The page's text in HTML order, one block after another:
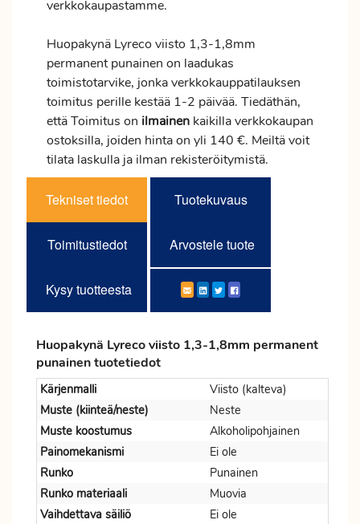
verkkokaupastamme.
Huopakynä Lyreco viisto 1,3-1,8mm
permanent punainen on laadukas
toimistotarvike, jonka verkkokauppatilauksen
toimitus perille kestää 1-2 päivää. Tiedäthän,
että Toimitus on ilmainen kaikilla verkkokaupan
ostoksilla, joiden hinta on yli 140 €. Meiltä voit
tilata laskulla ja ilman rekisteröitymistä.
Tekniset tiedot Tuotekuvaus
Toimitustiedot Arvostele tuote
Kysy tuotteesta
Huopakynä Lyreco viisto 1,3-1,8mm permanent
punainen tuotetiedot
Kärjenmalli
Viisto (kalteva)
Muste (kiinteä/neste)
Neste
Muste koostumus
Alkoholipohjainen
Painomekanismi
Ei ole
Runko
Punainen
Runko materiaali
Muovia
Vaihdettava säiliö
Ei ole